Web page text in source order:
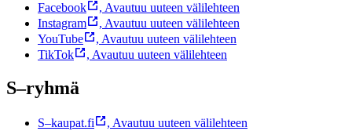
Facebook
, Avautuu uuteen välilehteen
Instagram
, Avautuu uuteen välilehteen
YouTube
, Avautuu uuteen välilehteen
TikTok
, Avautuu uuteen välilehteen
S–ryhmä
S–kaupat.fi , Avautuu uuteen välilehteen